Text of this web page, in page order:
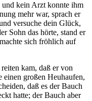
und kein Arzt konnte ihm
mehr war, sprach er
versuche dein Glück,
Sohn das hörte, stand er
sich fröhlich auf
kam, daß er von
einen großen Heuhaufen,
daß es der Bauch
hatte; der Bauch aber